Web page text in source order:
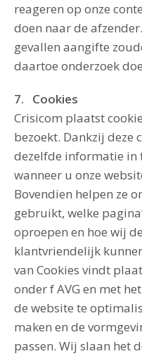
reageren op onze
doen naar de
gevallen aangifte
daartoe onderzoek
7. Cookies
Crisicom plaatst
bezoekt. Dankzij deze
dezelfde informatie in
wanneer u onze
Bovendien helpen ze
gebruikt, welke
oproepen en hoe wij
klantvriendelijk
van Cookies vindt
onder f AVG en met
de website te
maken en de
passen. Wij slaan het